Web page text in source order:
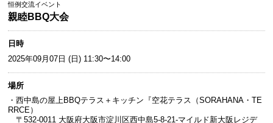
恒例交流イベント
親睦BBQ大会
日時
2025年09月07日 (日) 11:30〜14:00
場所
・西中島の屋上BBQテラス＋キッチン『空花テラス（SORAHANA・TE
RRCE）
〒532-0011 大阪府大阪市淀川区西中島5-8-21-マイルド新大阪レジデ